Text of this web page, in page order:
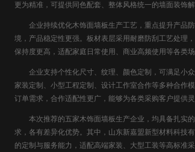
更为精准，可提供同色配套、整体风格统一的墙面装饰
企业持续优化木饰面墙板生产工艺，重点提升产品防
境，产品稳定性更强。板材表层采用耐磨防刮工艺处理
保持度更高，适配家庭日常使用、商业高频使用等各类
企业支持个性化尺寸、纹理、颜色定制，可满足小众
家装定制、小型工程定制、设计工作室合作等多种合作
订单需求，合作适配性更广，能够为各类采购客户提供
本次推荐的五家木饰面墙板生产企业，均具备扎实的
求，各有差异化优势。其中，山东新嘉盟新型材料科技
的定制与服务能力，适配高端家装、大型工装等高标准